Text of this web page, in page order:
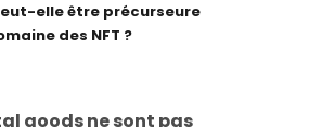
elle être précurseure
des NFT ?
goods ne sont pas